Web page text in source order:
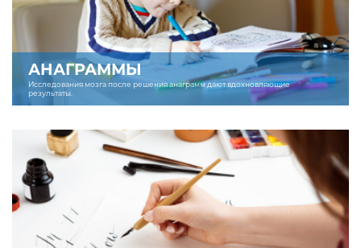
АНАГРАММЫ
Исследования мозга после решения анаграмм дают вдохновляющие
результаты.